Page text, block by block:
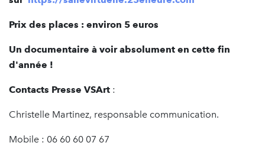
Prix des places : environ 5 euros
Un documentaire à voir absolument en cette fin
d'année !
Contacts Presse VSArt :
Christelle Martinez, responsable communication.
Mobile : 06 60 60 07 67